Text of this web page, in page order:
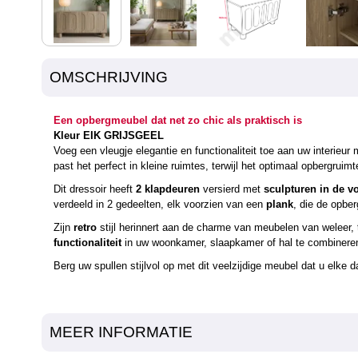
OMSCHRIJVING
Een opbergmeubel dat net zo chic als praktisch is
Kleur EIK GRIJSGEEL
Voeg een vleugje elegantie en functionaliteit toe aan uw
past het perfect in kleine ruimtes, terwijl het optimaal
Dit dressoir heeft 2 klapdeuren versierd met sculpturen in de
verdeeld in 2 gedeelten, elk voorzien van een plank, die de
Zijn retro stijl herinnert aan de charme van meubelen van
functionaliteitin uw woonkamer, slaapkamer of hal te
Berg uw spullen stijlvol op met dit veelzijdige meubel dat u elke
MEER INFORMATIE